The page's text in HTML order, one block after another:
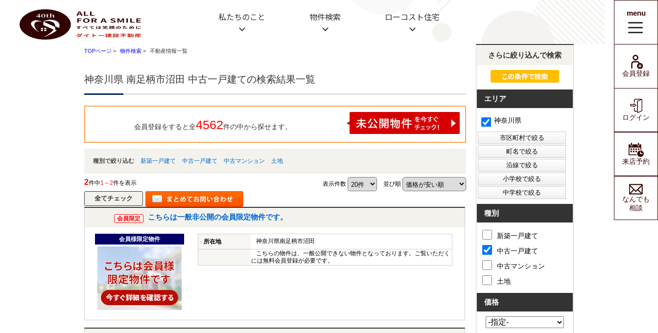
神奈川県 南足柄市沼田 中古一戸建て｜小田原 不動産 ハートマイホーム ダイトー建設不動産
私たちのこと 物件検索 ローコスト住宅
ダイトー建設不動産
menu
会員登録
ログイン
来店予約
なんでも
相談
TOPページ > 物件検索 > 不動産情報一覧
神奈川県 南足柄市沼田 中古一戸建ての検索結果一覧
会員登録をすると全4562件の中から探せます。
種別で絞り込む 新築一戸建て 中古一戸建て 中古マンション 土地
2件中1～2件を表示 表示件数 並び順
会員限定 こちらは一般非公開の会員限定物件です。
会員様限定物件 所在地
神奈川県南足柄市沼田
こちらの物件は、一般公開できない物件となっております。ご覧いただく
には無料会員登録が必要です。
さらに絞り込んで検索
エリア
神奈川県
種別
新築一戸建て
中古一戸建て
中古マンション
土地
価格